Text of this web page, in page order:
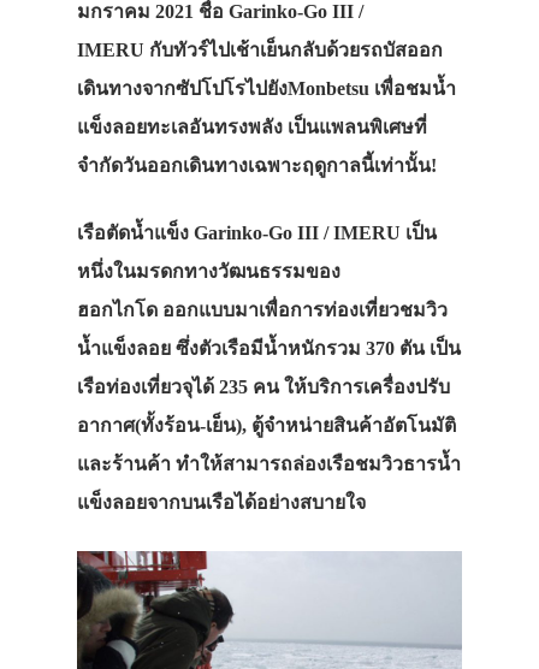
มกราคม 2021 ชื่อ Garinko-Go III /
IMERU กับทัวร์ไปเช้าเย็นกลับด้วยรถบัสออก
เดินทางจากซัปโปโรไปยังMonbetsu เพื่อชมน้ำ
แข็งลอยทะเลอันทรงพลัง เป็นแพลนพิเศษที่
จำกัดวันออกเดินทางเฉพาะฤดูกาลนี้เท่านั้น!
เรือตัดน้ำแข็ง Garinko-Go III / IMERU เป็น
หนึ่งในมรดกทางวัฒนธรรมของ
ฮอกไกโด ออกแบบมาเพื่อการท่องเที่ยวชมวิว
น้ำแข็งลอย ซึ่งตัวเรือมีน้ำหนักรวม 370 ตัน เป็น
เรือท่องเที่ยวจุได้ 235 คน ให้บริการเครื่องปรับ
อากาศ(ทั้งร้อน-เย็น), ตู้จำหน่ายสินค้าอัตโนมัติ
และร้านค้า ทำให้สามารถล่องเรือชมวิวธารน้ำ
แข็งลอยจากบนเรือได้อย่างสบายใจ